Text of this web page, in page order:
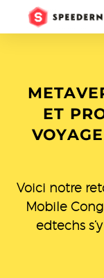
ET
Voici notre
Mobile
edtechs